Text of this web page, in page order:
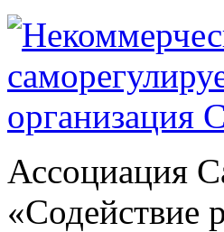
Ассоциация
«Содействие